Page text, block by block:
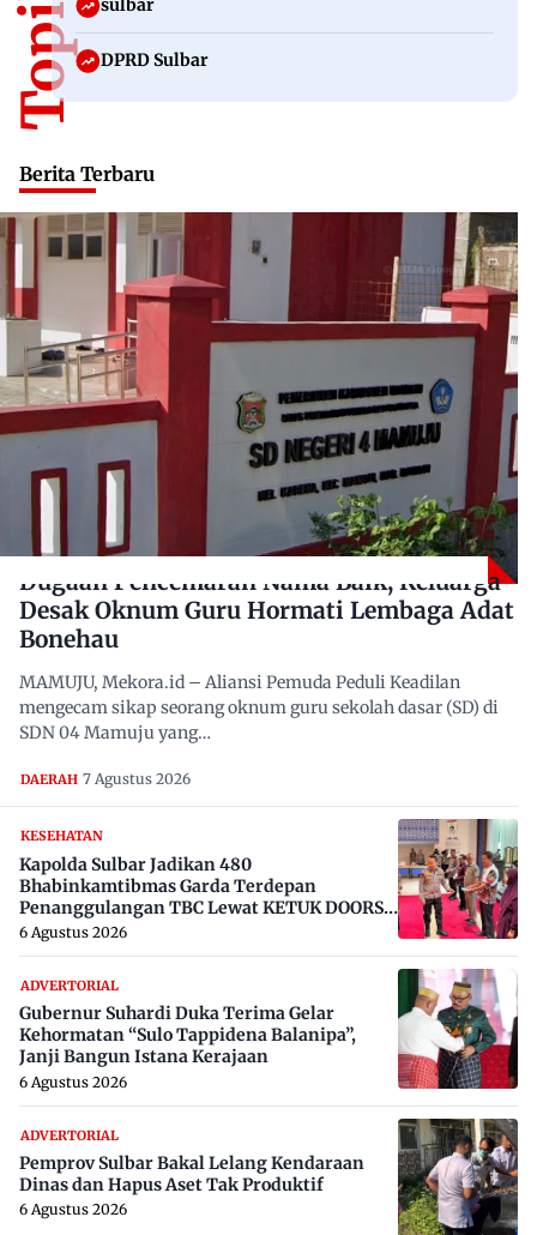
sulbar
DPRD Sulbar
Berita Terbaru
Dugaan Pencemaran Nama Baik, Keluarga
Desak Oknum Guru Hormati Lembaga Adat
Bonehau
MAMUJU, Mekora.id – Aliansi Pemuda Peduli Keadilan
mengecam sikap seorang oknum guru sekolah dasar (SD) di
SDN 04 Mamuju yang…
DAERAH 7 Agustus 2026
KESEHATAN
Kapolda Sulbar Jadikan 480
Bhabinkamtibmas Garda Terdepan
Penanggulangan TBC Lewat KETUK DOORS
di 650 Desa
6 Agustus 2026
ADVERTORIAL
Gubernur Suhardi Duka Terima Gelar
Kehormatan “Sulo Tappidena Balanipa”,
Janji Bangun Istana Kerajaan
6 Agustus 2026
ADVERTORIAL
Pemprov Sulbar Bakal Lelang Kendaraan
Dinas dan Hapus Aset Tak Produktif
6 Agustus 2026